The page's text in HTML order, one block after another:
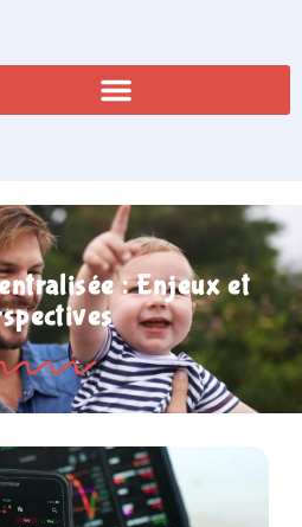
: Enjeux et